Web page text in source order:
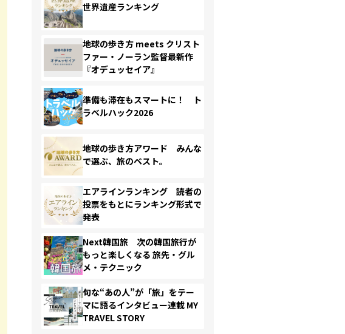
世界遺産ランキング
地球の歩き方 meets クリスト
ファー・ノーラン監督最新作
『オデュッセイア』
準備も滞在もスマートに！ ト
ラベルハック2026
地球の歩き方アワード みんな
で選ぶ、旅のベスト。
エアラインランキング 読者の
投票をもとにランキング形式で
発表
Next韓国旅 次の韓国旅行が
もっと楽しくなる 旅先・グル
メ・テクニック
旬な“あの人”が「旅」をテー
マに語るインタビュー連載 MY
TRAVEL STORY